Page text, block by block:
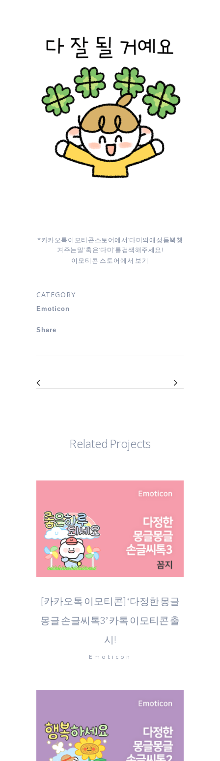
* 카카오톡 이모티콘 스토어에서 ‘다미의 애정 듬뿍 챙
겨주는 말’ 혹은 ‘다미’를 검색해주세요!
이모티콘 스토어에서 보기
CATEGORY
Emoticon
Share
Related Projects
[카카오톡 이모티콘] ‘다정한 몽글
몽글 손글씨톡3’ 카톡 이모티콘 출
시!
Emoticon